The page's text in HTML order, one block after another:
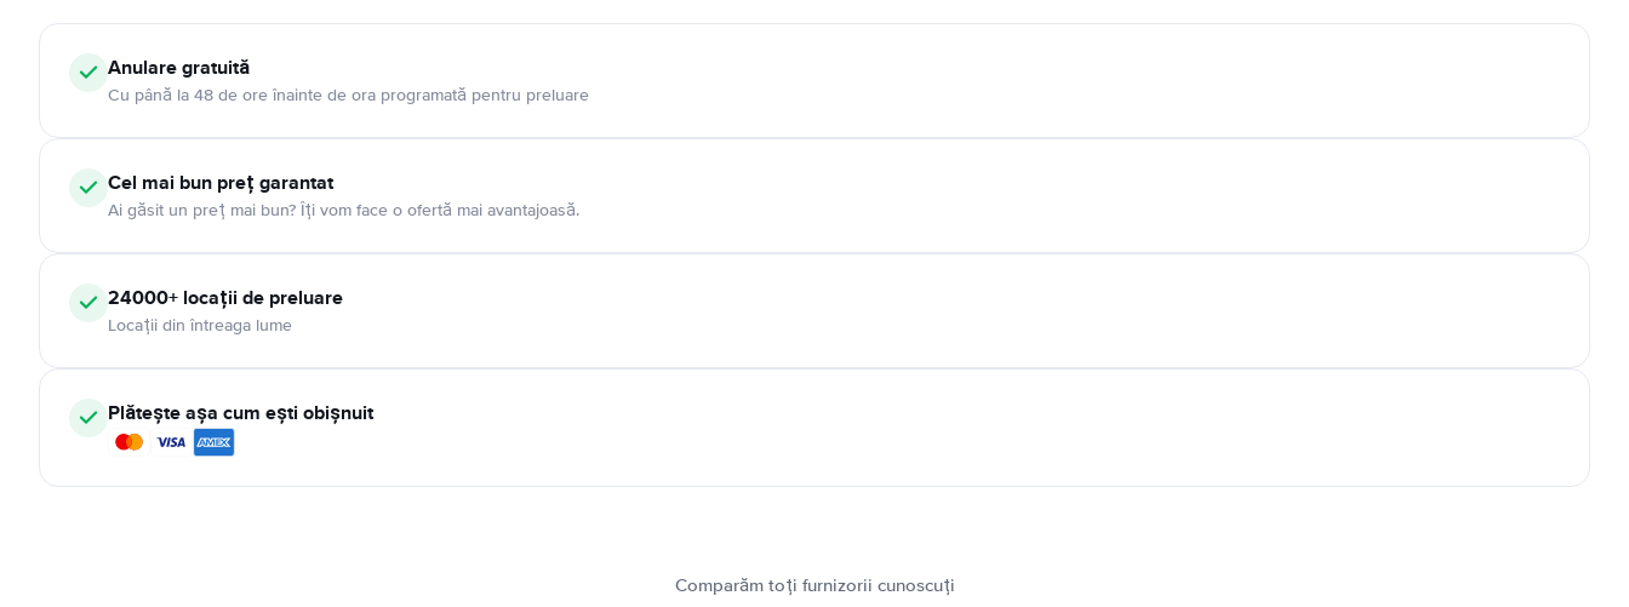
Anulare gratuită
Cu până la 48 de ore înainte de ora programată pentru preluare
Cel mai bun preț garantat
Ai găsit un preț mai bun? Îți vom face o ofertă mai avantajoasă.
24000+ locații de preluare
Locații din întreaga lume
Plătește așa cum ești obișnuit
Comparăm toți furnizorii cunoscuți